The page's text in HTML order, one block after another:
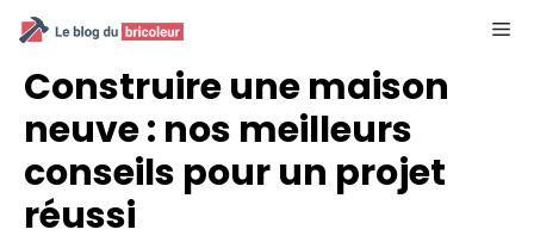
Aller
au
contenu
Construire une maison
neuve : nos meilleurs
conseils pour un projet
réussi